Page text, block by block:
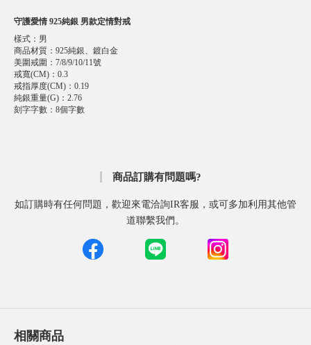
守護愛情 925純銀 男款定情對戒
樣式 ： 男
商品材質 ： 925純銀、鍍白金
美圍戒圍 ： 7/8/9/10/11號
戒寬(CM) ： 0.3
戒指厚度(CM) ： 0.19
純銀重量(G) ： 2.76
刻字字數 ： 8個字數
商品訂購有問題嗎?
如訂購時有任何問題，歡迎來電洽詢IR客服，或可多加利用其他管
道聯繫我們。
相關商品